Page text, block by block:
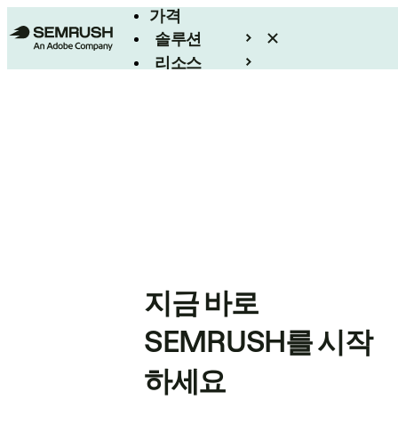
가격
솔루션
리소스
지금 바로
SEMRUSH를 시작
하세요